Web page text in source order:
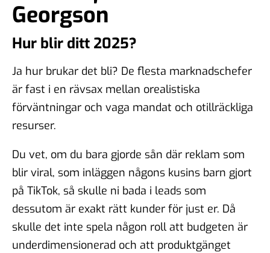
Georgson
Hur blir ditt 2025?
Ja hur brukar det bli? De flesta marknadschefer
är fast i en rävsax mellan orealistiska
förväntningar och vaga mandat och otillräckliga
resurser.
Du vet, om du bara gjorde sån där reklam som
blir viral, som inläggen någons kusins barn gjort
på TikTok, så skulle ni bada i leads som
dessutom är exakt rätt kunder för just er. Då
skulle det inte spela någon roll att budgeten är
underdimensionerad och att produktgänget